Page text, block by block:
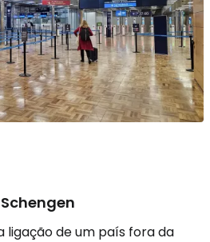
ligação de um país fora da